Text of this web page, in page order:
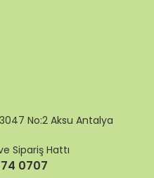
No:2 Aksu Antalya
Sipariş Hattı
0707